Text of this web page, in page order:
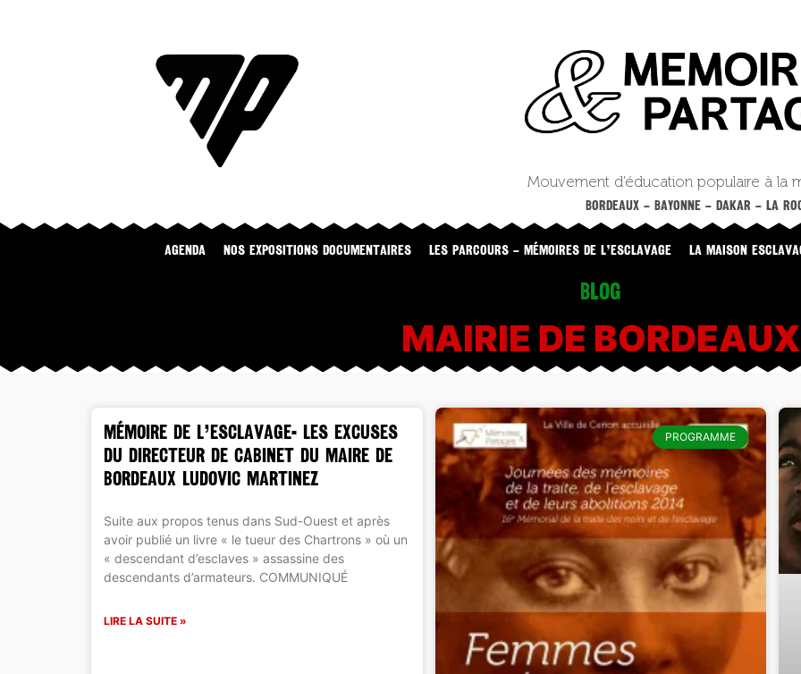
Mouvement d’éducation populaire à la
BORDEAUX – BAYONNE – DAKAR – LA
Agenda NOS EXPOSITIONS DOCUMENTAIRES LES PARCOURS – MÉMOIRES DE L’ESCLAVAGE LA MAISON
Blog
MAIRIE DE BORDEAUX
MÉMOIRE DE L’ESCLAVAGE- Les excuses
du directeur de cabinet du Maire de
Bordeaux Ludovic Martinez
Suite aux propos tenus dans Sud-Ouest et après
avoir publié un livre « le tueur des Chartrons » où un
« descendant d’esclaves » assassine des
descendants d’armateurs. COMMUNIQUÉ
LIRE LA SUITE »
PROGRAMME